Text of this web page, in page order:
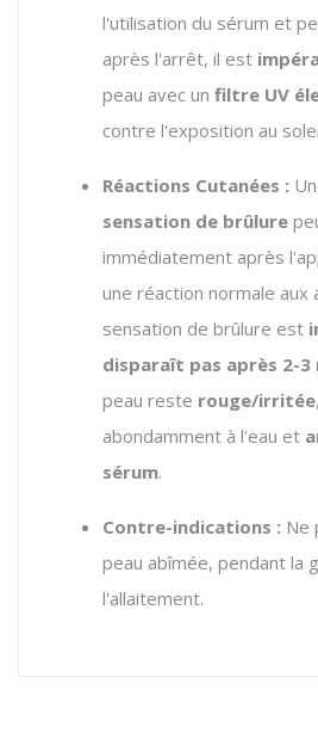
l'utilisation du sérum et
après l'arrêt, il est
peau avec un filtre UV
contre l'exposition au
Réactions Cutanées :
sensation de brûlure
immédiatement après
une réaction normale aux
sensation de brûlure est
disparaît pas après 2-3
peau reste rouge/irritée
abondamment à l'eau et
sérum.
Contre-indications : Ne
peau abîmée, pendant la
l'allaitement.